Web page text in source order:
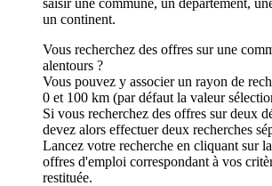
un continent.
Vous recherchez des offres sur une
alentours ?
Vous pouvez y associer un rayon de
0 et 100 km (par défaut la valeur
Si vous recherchez des offres sur deux
devez alors effectuer deux recherches
Lancez votre recherche en cliquant sur
offres d'emploi correspondant à vos
restituée.